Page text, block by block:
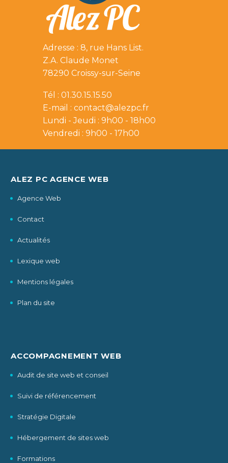
Adresse : 8, rue Hans List.
Z.A. Claude Monet
78290 Croissy-sur-Seine
Tél : 01.30.15.15.50
E-mail : contact@alezpc.fr
Lundi - Jeudi : 9h00 - 18h00
Vendredi : 9h00 - 17h00
ALEZ PC AGENCE WEB
Agence Web
Contact
Actualités
Lexique web
Mentions légales
Plan du site
ACCOMPAGNEMENT WEB
Audit de site web et conseil
Suivi de référencement
Stratégie Digitale
Hébergement de sites web
Formations